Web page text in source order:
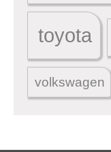
toyota
volkswagen